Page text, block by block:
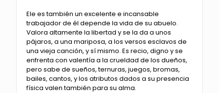
Ele es también un excelente e incansable
trabajador de él depende la vida de su abuelo.
Valora altamente la libertad y se la da a unos
pájaros, a una mariposa, a los versos esclavos de
una vieja canción, y sí mismo. Es recio, digno y se
enfrenta con valentía a la crueldad de los dueños,
pero sabe de sueños, ternuras, juegos, bromas,
bailes, cantos, y los atributos dados a su presencia
física valen también para su alma.